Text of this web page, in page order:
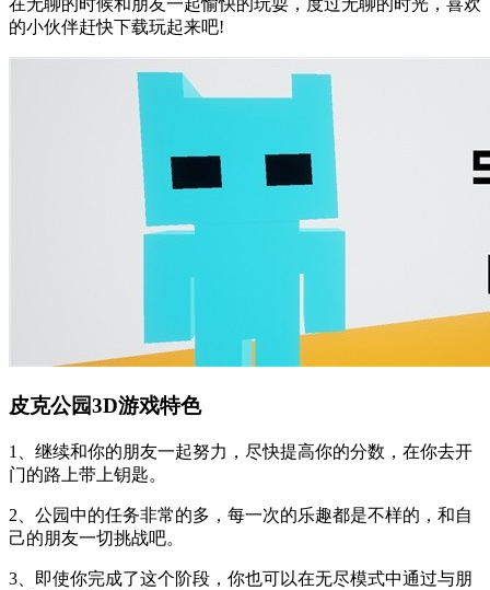
在无聊的时候和朋友一起愉快的玩耍，度过无聊的时光，喜欢
的小伙伴赶快下载玩起来吧!
皮克公园3D游戏特色
1、继续和你的朋友一起努力，尽快提高你的分数，在你去开
门的路上带上钥匙。
2、公园中的任务非常的多，每一次的乐趣都是不样的，和自
己的朋友一切挑战吧。
3、即使你完成了这个阶段，你也可以在无尽模式中通过与朋